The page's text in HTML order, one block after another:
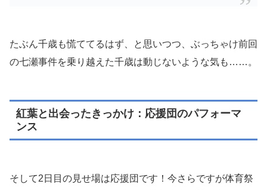
たぶん千歳も慌ててるはず、と思いつつ、ぶっちゃけ前回
の七瀬事件を乗り越えた千歳は動じないような気も……。
紅葉と出会ったきっかけ：応援団のパフォーマ
ンス
そして2日目の見せ場は応援団です！今さらですが体育祭